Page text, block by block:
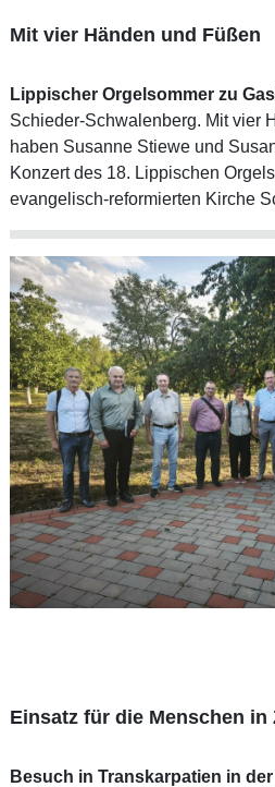
Mit vier Händen und Füßen
Lippischer Orgelsommer zu
Schieder-Schwalenberg. Mit vier
haben Susanne Stiewe und
Konzert des 18. Lippischen
evangelisch-reformierten Kirche
Einsatz für die Menschen in
Besuch in Transkarpatien in